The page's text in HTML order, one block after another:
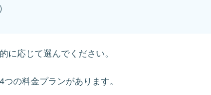
に応じて選んでください。
の料金プランがあります。